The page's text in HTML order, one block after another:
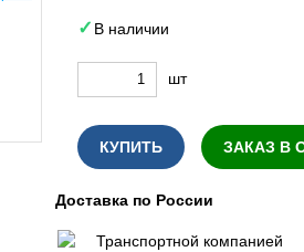
В наличии
шт
КУПИТЬ ЗАКАЗ В
Доставка по России
Транспортной компанией